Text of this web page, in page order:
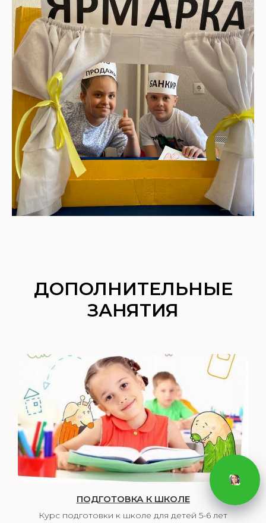
ДОПОЛНИТЕЛЬНЫЕ
ЗАНЯТИЯ
ПОДГОТОВКА К ШКОЛЕ
Курс подготовки к школе для детей 5-6 лет